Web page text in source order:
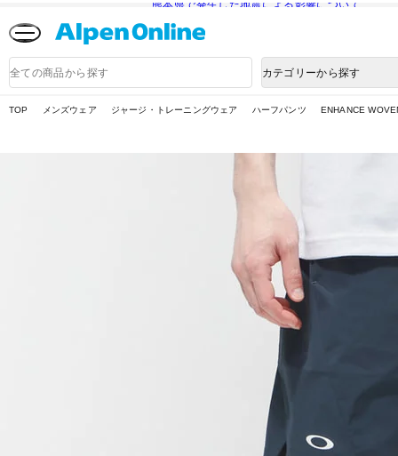
熊本県で発生した地震による影響について
品
検
カテゴリーから探す
TOP メンズウェア ジャージ・トレーニングウェア ハーフパンツ ENHANCE